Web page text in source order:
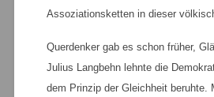
Assoziationsketten in dieser
Querdenker gab es schon früher,
Julius Langbehn lehnte die
dem Prinzip der Gleichheit beruhte.